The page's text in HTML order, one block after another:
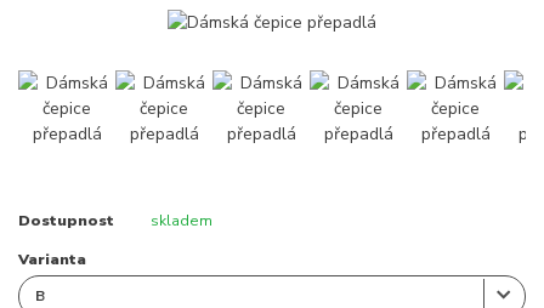
Dostupnost skladem
Varianta